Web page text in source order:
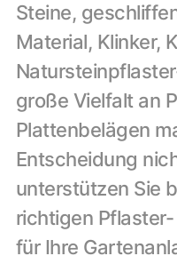
Steine,
Material, Klinker,
große Vielfalt an
Plattenbelägen
Entscheidung
unterstützen Sie
richtigen
für Ihre